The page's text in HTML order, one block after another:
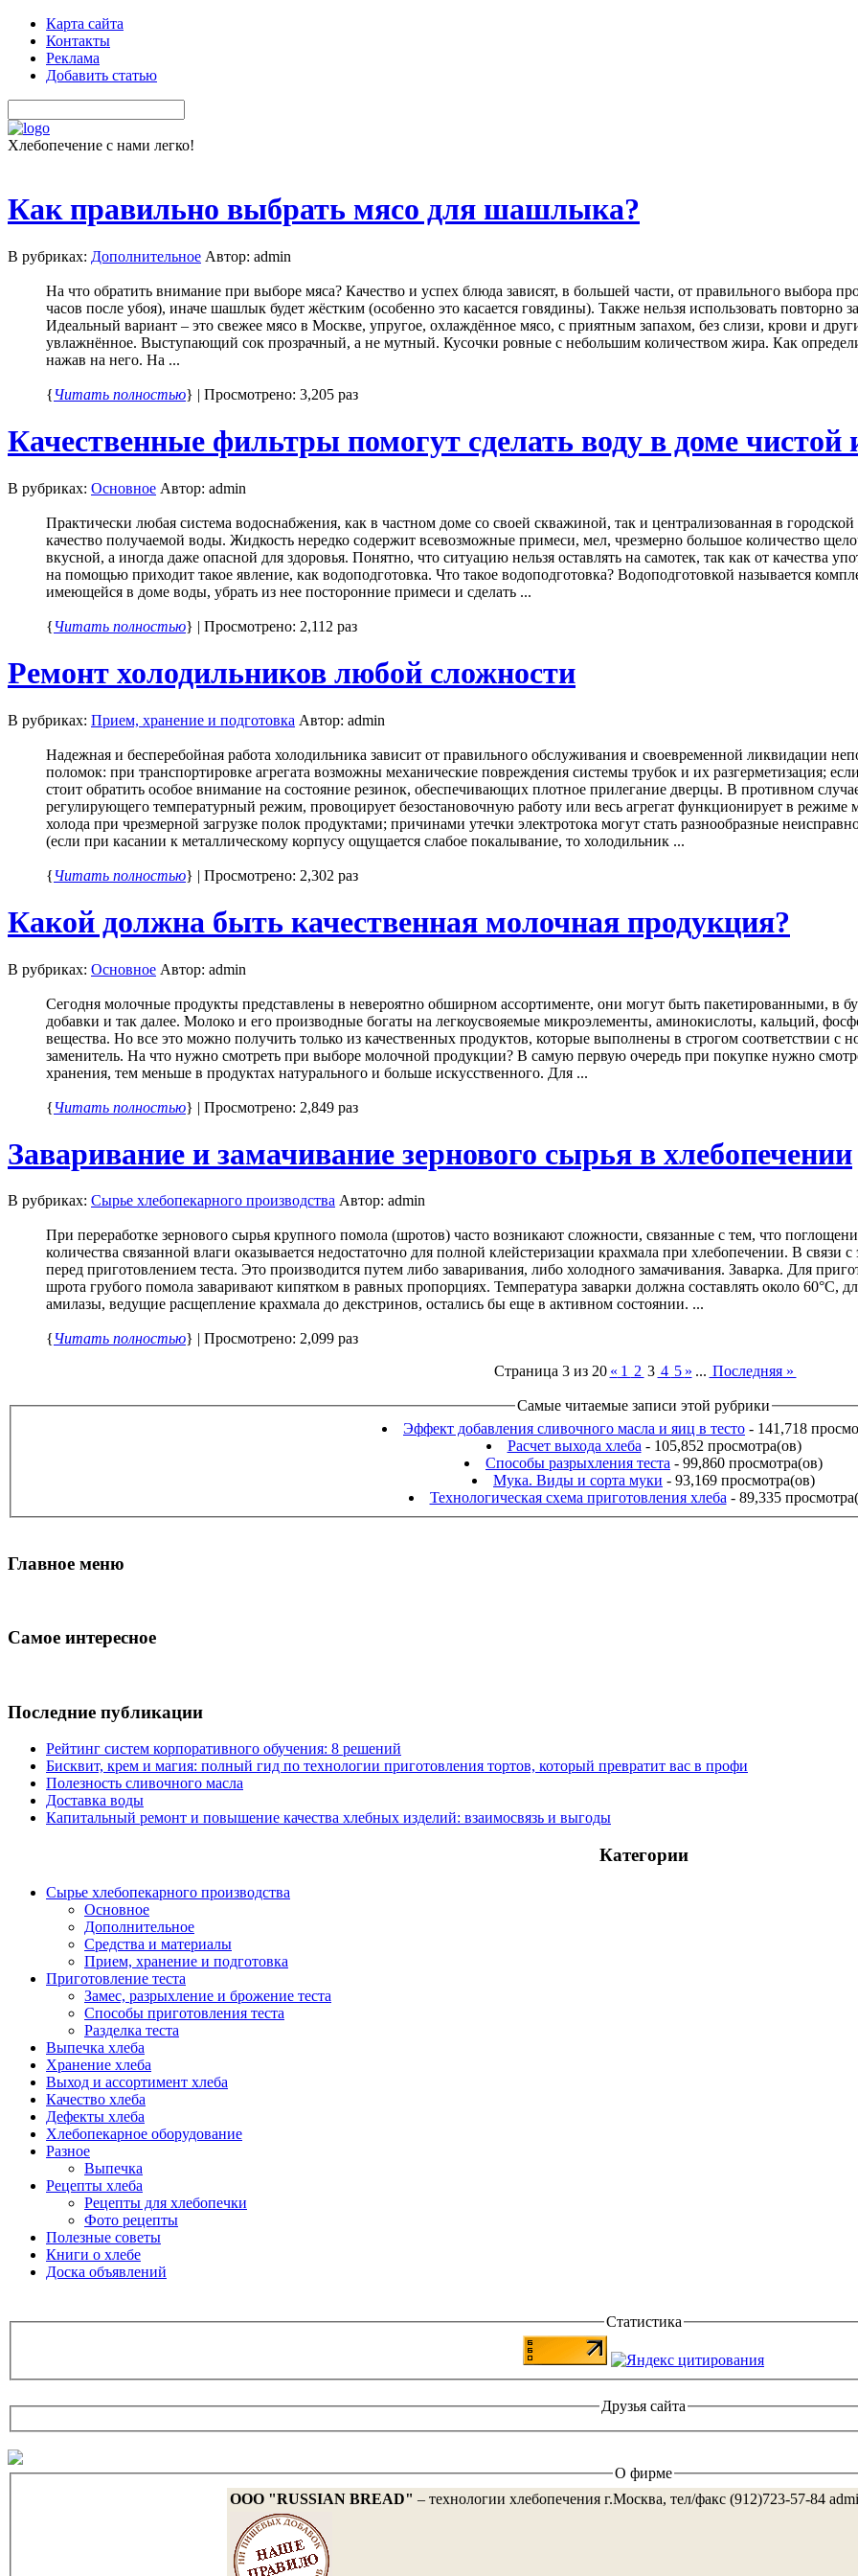
Карта сайта
Контакты
Реклама
Добавить статью
Хлебопечение с нами легко!
Как правильно выбрать мясо для шашлыка?
В рубриках: Дополнительное Автор: admin
На что обратить внимание при выборе мяса? Качество и успех блюда зависят, в большей части, от правильного
часов после убоя), иначе шашлык будет жёстким (особенно это касается говядины). Также нельзя использовать
Идеальный вариант – это свежее мясо в Москве, упругое, охлаждённое мясо, с приятным запахом, без слизи, крови и
увлажнённое. Выступающий сок прозрачный, а не мутный. Кусочки ровные с небольшим количеством жира. Как
нажав на него. На ...
{Читать полностью} | Просмотрено: 3,205 раз
Качественные фильтры помогут сделать воду в доме чистой
В рубриках: Основное Автор: admin
Практически любая система водоснабжения, как в частном доме со своей скважиной, так и централизованная в
качество получаемой воды. Жидкость нередко содержит всевозможные примеси, мел, чрезмерно большое количество
вкусной, а иногда даже опасной для здоровья. Понятно, что ситуацию нельзя оставлять на самотек, так как от качества
на помощью приходит такое явление, как водоподготовка. Что такое водоподготовка? Водоподготовкой называется
имеющейся в доме воды, убрать из нее посторонние примеси и сделать ...
{Читать полностью} | Просмотрено: 2,112 раз
Ремонт холодильников любой сложности
В рубриках: Прием, хранение и подготовка Автор: admin
Надежная и бесперебойная работа холодильника зависит от правильного обслуживания и своевременной ликвидации
поломок: при транспортировке агрегата возможны механические повреждения системы трубок и их разгерметизация;
стоит обратить особое внимание на состояние резинок, обеспечивающих плотное прилегание дверцы. В противном
регулирующего температурный режим, провоцирует безостановочную работу или весь агрегат функционирует в
холода при чрезмерной загрузке полок продуктами; причинами утечки электротока могут стать разнообразные
(если при касании к металлическому корпусу ощущается слабое покалывание, то холодильник ...
{Читать полностью} | Просмотрено: 2,302 раз
Какой должна быть качественная молочная продукция?
В рубриках: Основное Автор: admin
Сегодня молочные продукты представлены в невероятно обширном ассортименте, они могут быть пакетированными, в
добавки и так далее. Молоко и его производные богаты на легкоусвояемые микроэлементы, аминокислоты, кальций,
вещества. Но все это можно получить только из качественных продуктов, которые выполнены в строгом соответствии с
заменитель. На что нужно смотреть при выборе молочной продукции? В самую первую очередь при покупке нужно
хранения, тем меньше в продуктах натурального и больше искусственного. Для ...
{Читать полностью} | Просмотрено: 2,849 раз
Заваривание и замачивание зернового сырья в хлебопечении
В рубриках: Сырье хлебопекарного производства Автор: admin
При переработке зернового сырья крупного помола (шротов) часто возникают сложности, связанные с тем, что
количества связанной влаги оказывается недостаточно для полной клейстеризации крахмала при хлебопечении. В связи
перед приготовлением теста. Это производится путем либо заваривания, либо холодного замачивания. Заварка. Для
шрота грубого помола заваривают кипятком в равных пропорциях. Температура заварки должна составлять около 60°С,
амилазы, ведущие расщепление крахмала до декстринов, остались бы еще в активном состоянии. ...
{Читать полностью} | Просмотрено: 2,099 раз
Страница 3 из 20 « 1 2 3 4 5 » ... Последняя »
Самые читаемые записи этой рубрики
Эффект добавления сливочного масла и яиц в тесто - 141,718
Расчет выхода хлеба - 105,852 просмотра(ов)
Способы разрыхления теста - 99,860 просмотра(ов)
Мука. Виды и сорта муки - 93,169 просмотра(ов)
Технологическая схема приготовления хлеба - 89,335
Главное меню
Самое интересное
Последние публикации
Рейтинг систем корпоративного обучения: 8 решений
Бисквит, крем и магия: полный гид по технологии приготовления тортов, который превратит вас в профи
Полезность сливочного масла
Доставка воды
Капитальный ремонт и повышение качества хлебных изделий: взаимосвязь и выгоды
Категории
Сырье хлебопекарного производства
Основное
Дополнительное
Средства и материалы
Прием, хранение и подготовка
Приготовление теста
Замес, разрыхление и брожение теста
Способы приготовления теста
Разделка теста
Выпечка хлеба
Хранение хлеба
Выход и ассортимент хлеба
Качество хлеба
Дефекты хлеба
Хлебопекарное оборудование
Разное
Выпечка
Рецепты хлеба
Рецепты для хлебопечки
Фото рецепты
Полезные советы
Книги о хлебе
Доска объявлений
Статистика
Друзья сайта
О фирме
OOO "RUSSIAN BREAD" – технологии хлебопечения г.Москва, тел/факс (912)723-57-84